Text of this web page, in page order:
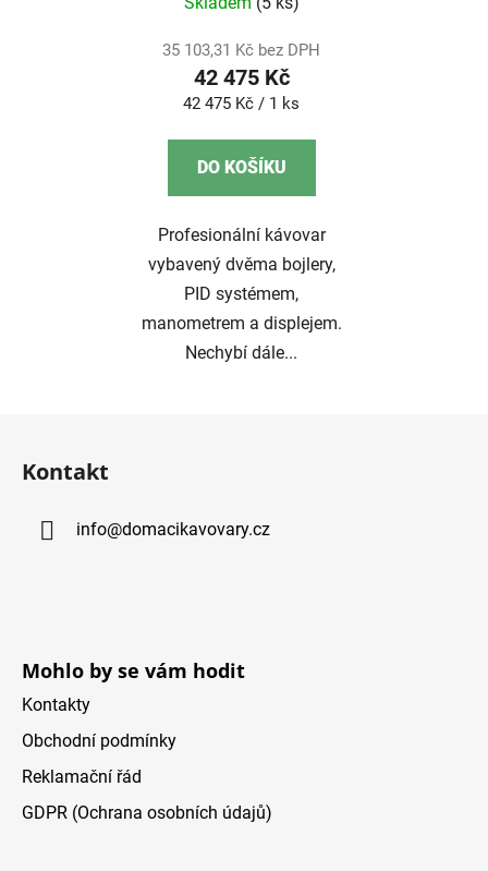
35 103,31 Kč bez DPH
42 475 Kč
Měrná
42 475 Kč / 1 ks
DO KOŠÍKU
Profesionální kávovar
vybavený dvěma bojlery,
PID systémem,
manometrem a displejem.
Nechybí dále...
Kontakt
info@domacikavovary.cz
Mohlo by se vám hodit
Kontakty
Obchodní podmínky
Reklamační řád
GDPR (Ochrana osobních údajů)